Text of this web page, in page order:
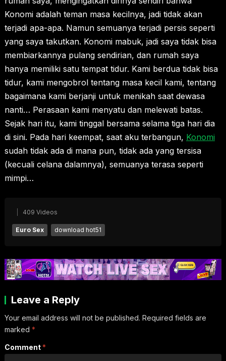
Konomi adalah teman masa kecilnya, jadi tidak akan
terjadi apa-apa. Namun semuanya terjadi persis seperti
yang saya takutkan. Konomi mabuk, jadi saya tidak bisa
membiarkannya pulang sendirian, dan rumah saya
hanya memiliki satu tempat tidur. Kami berdua tidak bisa
tidur, kami mengobrol tentang masa kecil kami, tentang
bagaimana kami berjanji untuk menikah saat dewasa
nanti… Perasaan kami menyatu dan melewati batas.
Sejak hari itu, kami tinggal bersama selama tiga hari dia
di sini. Pada hari keempat, saat aku terbangun, Konomi
sudah tidak ada di mana pun, tidak ada yang tersisa
(kecuali celana dalamnya), semuanya terasa seperti
mimpi…
409 Videos
Euro Sex download hot51
Leave a Reply
Your email address will not be published. Required fields are
marked *
Comment *